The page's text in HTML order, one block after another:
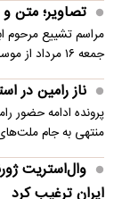
تصاویر؛ متن و
مراسم تشییع مرحوم
جمعه ۱۶ مرداد از موسسه اطلاعات برگزار شد.
ناز رامین در
پرونده ادامه حضور
منتهی به جام
وال‌استریت